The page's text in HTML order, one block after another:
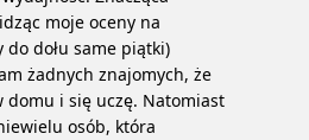
moje oceny na
dołu same piątki)
żadnych znajomych, że
domu i się uczę. Natomiast
osób, która